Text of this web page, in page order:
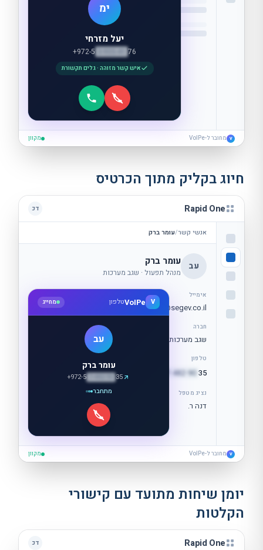
ימ
יעל מזרחי
+972-5 76
איש קשר מזוהה ·גלים תקשורת
V מחובר ל-VoIPe מקוון
חיוג בקליק מתוך הכרטיס
Rapid One דכ
אנשי קשר/עומר ברק
עב עומר ברק
מנהל תפעול · שגב מערכות
אימייל
o mer.b @segev.co.il
חברה
שגב מערכות
טלפון
7-482-90 35 חיוג
נציג מטפל
דנה ר.
V
VoIPeטלפון מחייג
עב
עומר ברק
+972-5 7-482-90 35
מתחבר
V מחובר ל-VoIPe מקוון
יומן שיחות מתועד עם קישורי
הקלטות
Rapid One דכ